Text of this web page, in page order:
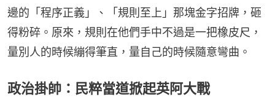
邊的「程序正義」、「規則至上」那塊金字招牌，砸
得粉碎。原來，規則在他們手中不過是一把橡皮尺，
量別人的時候繃得筆直，量自己的時候隨意彎曲。
政治掛帥：民粹當道掀起英阿大戰